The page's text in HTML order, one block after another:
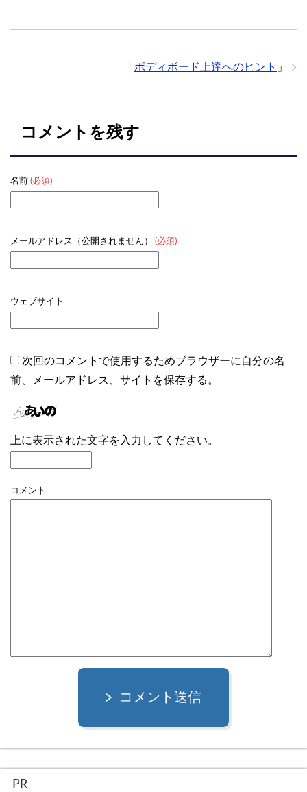
「 ボディボード上達へのヒント 」
コメントを残す
名前 (必須)
メールアドレス（公開されません） (必須)
ウェブサイト
次回のコメントで使用するためブラウザーに自分の名
前、メールアドレス、サイトを保存する。
上に表示された文字を入力してください。
コメント
コメント送信
PR